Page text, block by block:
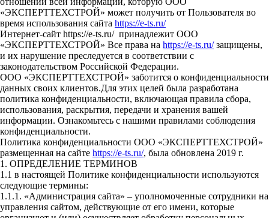
«ЭКСПЕРТТЕХСТРОЙ» может получить от Пользователя во
время использования сайта https://e-ts.ru/
Интернет-сайт https://e-ts.ru/ принадлежит ООО
«ЭКСПЕРТТЕХСТРОЙ» Все права на https://e-ts.ru/защищены,
и их нарушение преследуется в соответствии с
законодательством Российской Федерации.
ООО «ЭКСПЕРТТЕХСТРОЙ» заботится о конфиденциальности
данных своих клиентов.Для этих целей была разработана
политика конфиденциальности, включающая правила сбора,
использования, раскрытия, передачи и хранения вашей
информации. Ознакомьтесь с нашими правилами соблюдения
конфиденциальности.
Политика конфиденциальности ООО «ЭКСПЕРТТЕХСТРОЙ»
размещенная на сайте https://e-ts.ru/, была обновлена 2019 г.
1. ОПРЕДЕЛЕНИЕ ТЕРМИНОВ
1.1 в настоящей Политике конфиденциальности используются
следующие термины:
1.1.1. «Администрация сайта» – уполномоченные сотрудники на
управления сайтом, действующие от его имени, которые